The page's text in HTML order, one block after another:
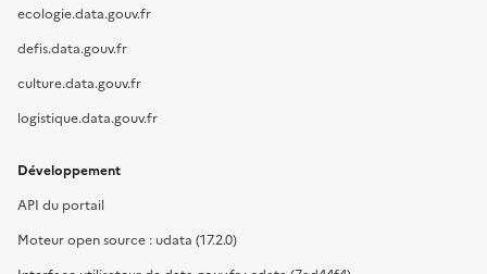
ecologie.data.gouv.fr
defis.data.gouv.fr
culture.data.gouv.fr
logistique.data.gouv.fr
Développement
API du portail
Moteur open source : udata (17.2.0)